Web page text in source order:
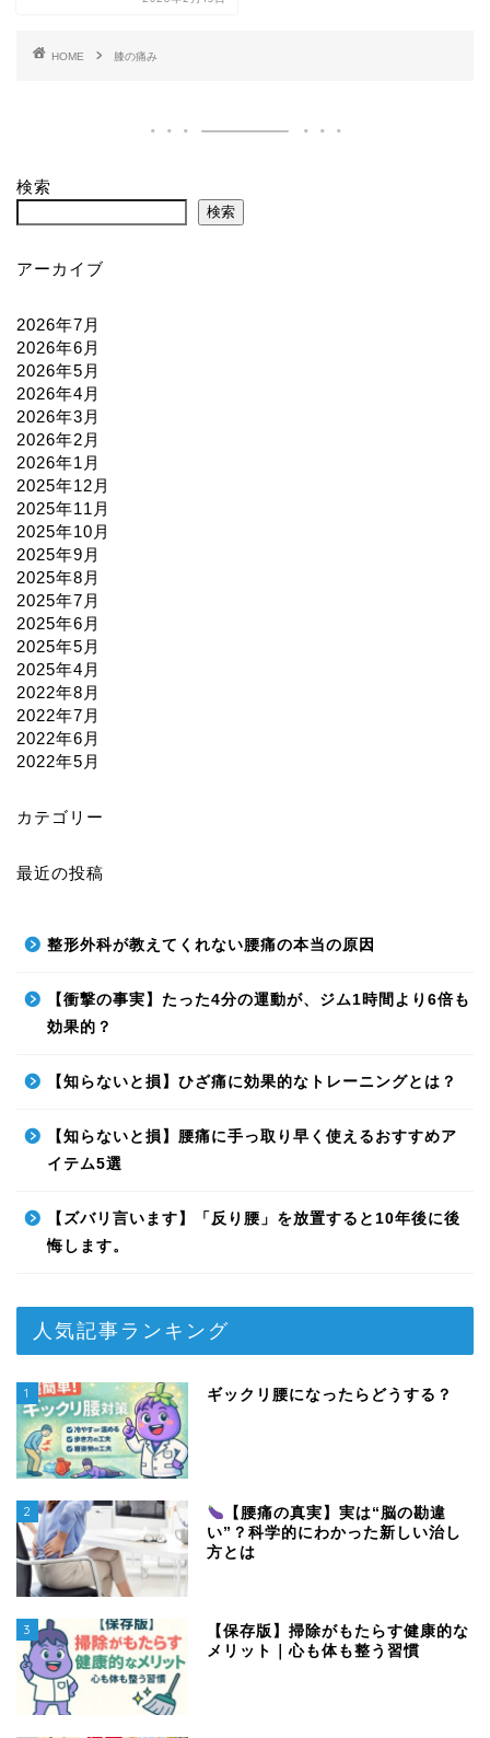
HOME 膝の痛み
検索
検索
アーカイブ
2026年7月
2026年6月
2026年5月
2026年4月
2026年3月
2026年2月
2026年1月
2025年12月
2025年11月
2025年10月
2025年9月
2025年8月
2025年7月
2025年6月
2025年5月
2025年4月
2022年8月
2022年7月
2022年6月
2022年5月
カテゴリー
最近の投稿
整形外科が教えてくれない腰痛の本当の原因
【衝撃の事実】たった4分の運動が、ジム1時間より6倍も
効果的？
【知らないと損】ひざ痛に効果的なトレーニングとは？
【知らないと損】腰痛に手っ取り早く使えるおすすめア
イテム5選
【ズバリ言います】「反り腰」を放置すると10年後に後
悔します。
人気記事ランキング
1 ギックリ腰になったらどうする？
2
【腰痛の真実】実は“脳の勘違
い”？科学的にわかった新しい治し
方とは
3
【保存版】掃除がもたらす健康的な
メリット｜心も体も整う習慣